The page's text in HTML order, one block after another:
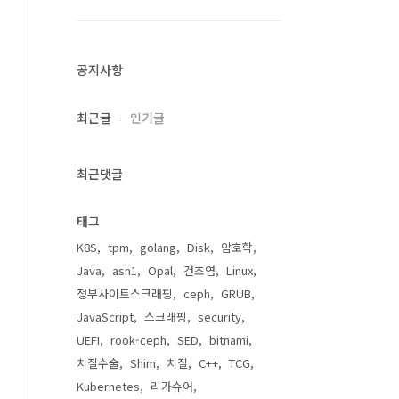
공지사항
최근글 인기글
최근댓글
태그
K8S tpm golang Disk
암호학
Java
asn1 Opal 건초염
Linux
정부사이트스크래핑
ceph
GRUB
JavaScript
스크래핑
security
UEFI
rook-ceph SED
bitnami
치질수술
Shim 치질 C++
TCG
Kubernetes
리가슈어